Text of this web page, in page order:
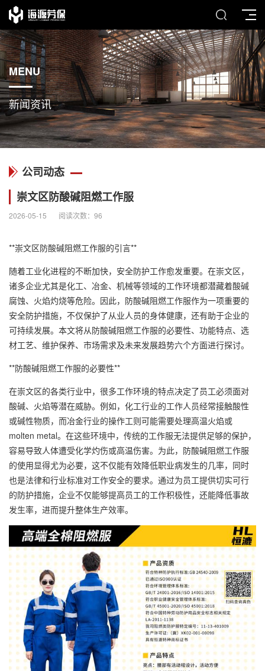
MENU
新闻资讯
公司动态
崇文区防酸碱阻燃工作服
2026-05-15 阅读次数： 96
**崇文区防酸碱阻燃工作服的引言**
随着工业化进程的不断加快，安全防护工作愈发重要。在崇文区，
诸多企业尤其是化工、冶金、机械等领域的工作环境都潜藏着酸碱
腐蚀、火焰灼烧等危险。因此，防酸碱阻燃工作服作为一项重要的
安全防护措施，不仅保护了从业人员的身体健康，还有助于企业的
可持续发展。本文将从防酸碱阻燃工作服的必要性、功能特点、选
材工艺、维护保养、市场需求及未来发展趋势六个方面进行探讨。
**防酸碱阻燃工作服的必要性**
在崇文区的各类行业中，很多工作环境的特点决定了员工必须面对
酸碱、火焰等潜在威胁。例如，化工行业的工作人员经常接触酸性
或碱性物质，而冶金行业的操作工则可能需要处理高温火焰或
molten metal。在这些环境中，传统的工作服无法提供足够的保护，
容易导致人体遭受化学灼伤或高温伤害。为此，防酸碱阻燃工作服
的使用显得尤为必要，这不仅能有效降低职业病发生的几率，同时
也是法律和行业标准对工作安全的要求。通过为员工提供切实可行
的防护措施，企业不仅能够提高员工的工作积极性，还能降低事故
发生率，进而提升整体生产效率。